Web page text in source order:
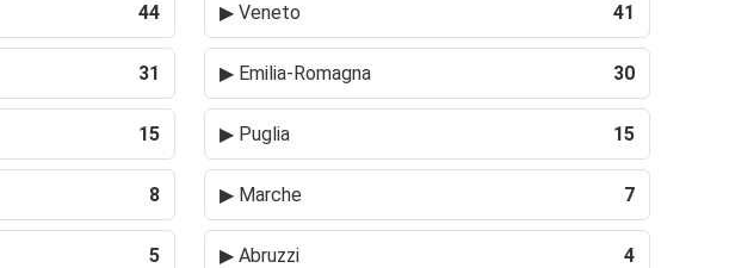
44 ▶ Veneto 41
31 ▶ Emilia-Romagna 30
15 ▶ Puglia 15
8 ▶ Marche 7
5 ▶ Abruzzi 4